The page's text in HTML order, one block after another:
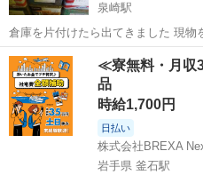
泉崎駅
倉庫を片付けたら出てきました 現物
って下さい
福島 西白河郡 泉崎駅 そ
≪寮無料・月収
品
時給1,700円
日払い
株式会社BREXA
岩手県 釜石駅